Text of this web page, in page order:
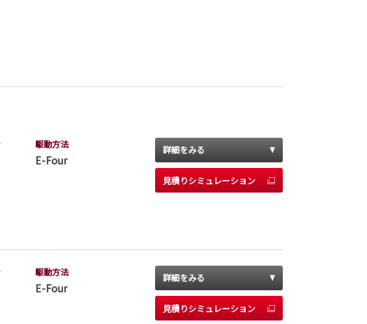
駆動方法
E-Four
詳細をみる
見積りシミュレーション
駆動方法
E-Four
詳細をみる
見積りシミュレーション